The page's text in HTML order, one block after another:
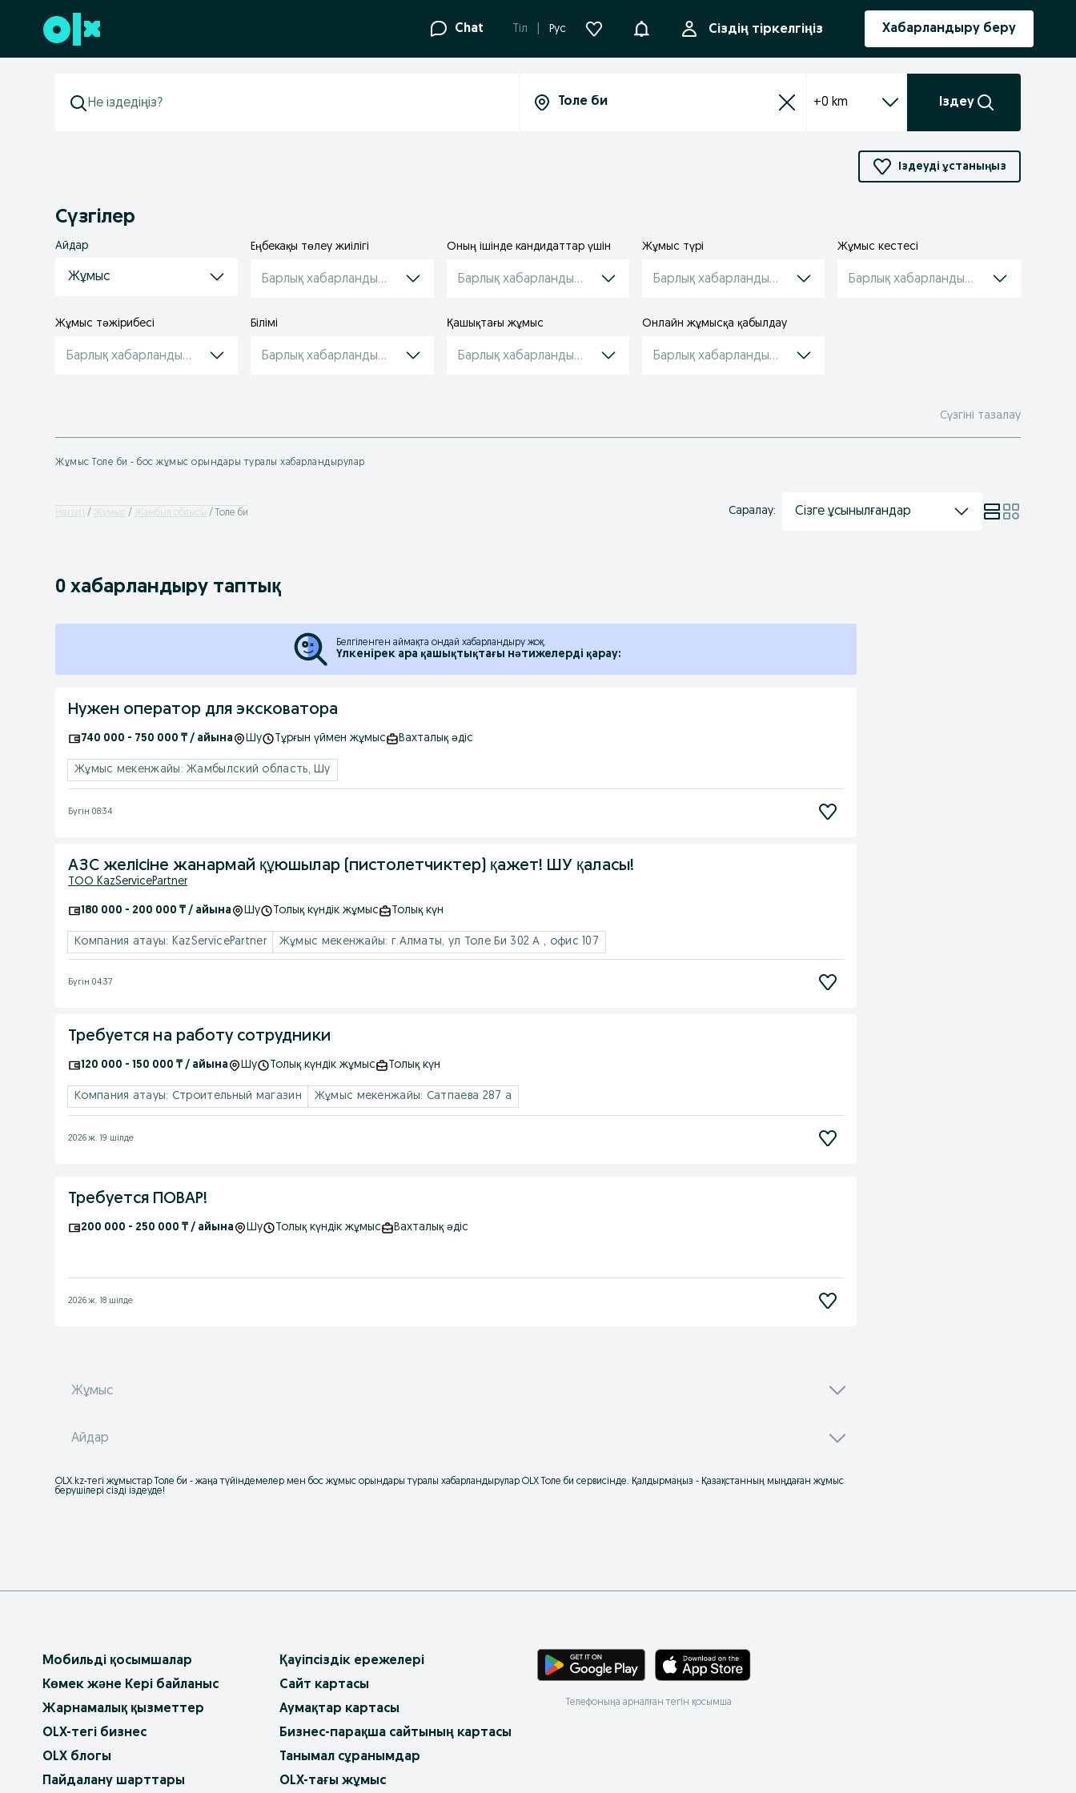
Төменгі деректемеге өту Chat Tіл Рус АқпараттандыруСіздің тіркелгіңіз Хабарландыру беру
+0 km Іздеу
Іздеуді ұстаныңыз
Сүзгілер
Айдар
Жұмыс
Еңбекақы төлеу жиілігі
Барлық хабарландырулар
Оның ішінде кандидаттар үшін
Барлық хабарландырулар
Жұмыс түрі
Барлық хабарландырулар
Жұмыс кестесі
Барлық хабарландырулар
Жұмыс тəжірибесі
Барлық хабарландырулар
Білімі
Барлық хабарландырулар
Қашықтағы жұмыс
Барлық хабарландырулар
Онлайн жұмысқа қабылдау
Барлық хабарландырулар
Сүзгіні тазалау
Жұмыс Толе би - бос жұмыс орындары туралы хабарландырулар
Негізгі Жұмыс Жамбыл облысы Толе би Саралау: Сізге ұсынылғандар
0 хабарландыру таптық
Белгіленген аймақта ондай хабарландыру жоқ.
Үлкенірек ара қашықтықтағы нәтижелерді қарау:
Нужен оператор для эксковатора
740 000 - 750 000 ₸ / айына Шу Тұрғын үймен жұмыс Вахталық əдіс
Жұмыс мекенжайы: Жамбылский область, Шу
Бүгін 08:34
АЗС желісіне жанармай құюшылар (пистолетчиктер) қажет! ШУ қаласы!
ТОО KazServicePartner
180 000 - 200 000 ₸ / айына Шу Толық күндік жұмыс Толық күн
Компания атауы: KazServicePartner Жұмыс мекенжайы: г.Алматы, ул Толе Би 302 А , офис 107
Бүгін 04:37
Требуется на работу сотрудники
120 000 - 150 000 ₸ / айына Шу Толық күндік жұмыс Толық күн
Компания атауы: Строительный магазин Жұмыс мекенжайы: Сатпаева 287 а
2026 ж. 19 шілде
Требуется ПОВАР!
200 000 - 250 000 ₸ / айына Шу Толық күндік жұмыс Вахталық əдіс
2026 ж. 18 шілде
Жұмыс
Айдар
OLX.kz-тегі жұмыстар Толе би - жаңа түйіндемелер мен бос жұмыс орындары туралы хабарландырулар OLX Толе би сервисінде. Қалдырмаңыз - Қазақстанның мыңдаған жұмыс
берушілері сізді іздеуде!
Мобильді қосымшалар
Көмек және Кері байланыс
Жарнамалық қызметтер
OLX-тегі бизнес
OLX блогы
Пайдалану шарттары
Қауіпсіздік ережелері
Сайт картасы
Аумақтар картасы
Бизнес-парақша сайтының картасы
Танымал сұранымдар
OLX-тағы жұмыс
Телефоныңа арналған тегін қосымша